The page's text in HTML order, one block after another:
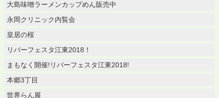
大島味噌ラーメンカップめん販売中
永岡クリニック内覧会
皇居の桜
リバーフェスタ江東2018！
まもなく開催!リバーフェスタ江東2018!
本郷3丁目
世界らん展